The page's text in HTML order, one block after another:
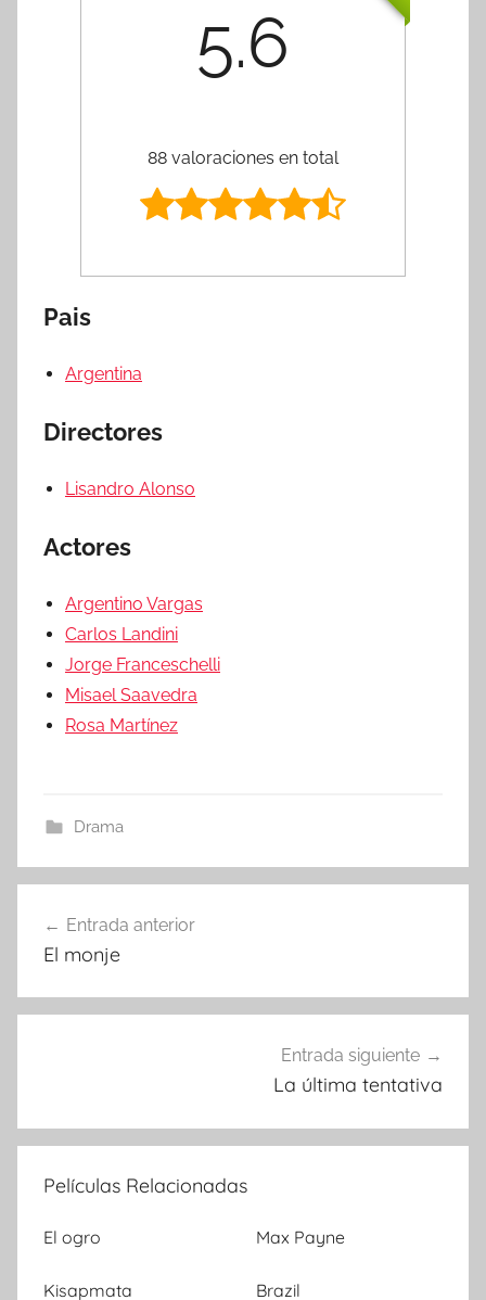
5.6
88 valoraciones en total
Pais
Argentina
Directores
Lisandro Alonso
Actores
Argentino Vargas
Carlos Landini
Jorge Franceschelli
Misael Saavedra
Rosa Martínez
Drama
Navegación
de
entradas
Entrada anterior
El monje
Entrada siguiente
La última tentativa
Películas Relacionadas
El ogro Max Payne
Kisapmata Brazil